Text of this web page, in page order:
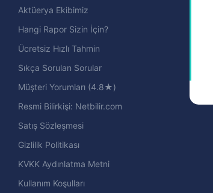
Aktüerya Ekibimiz
Hangi Rapor Sizin İçin?
Ücretsiz Hızlı Tahmin
Sıkça Sorulan Sorular
Müşteri Yorumları (4.8★)
Resmi Bilirkişi: Netbilir.com
Satış Sözleşmesi
Gizlilik Politikası
KVKK Aydınlatma Metni
Kullanım Koşulları